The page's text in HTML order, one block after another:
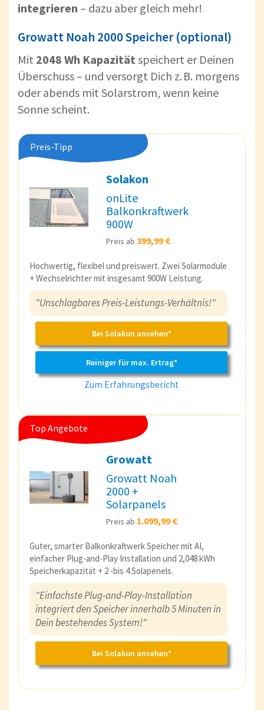
integrieren – dazu aber gleich mehr!
Growatt Noah 2000 Speicher (optional)
Mit 2048 Wh Kapazität speichert er Deinen
Überschuss – und versorgt Dich z. B. morgens
oder abends mit Solarstrom, wenn keine
Sonne scheint.
Preis-Tipp
Solakon
onLite
Balkonkraftwerk
900W
Preis ab 399,99 €
Hochwertig, flexibel und preiswert. Zwei Solarmodule
+ Wechselrichter mit insgesamt 900W Leistung.
"Unschlagbares Preis-Leistungs-Verhältnis!"
Bei Solakon ansehen*
Reiniger für max. Ertrag*
Zum Erfahrungsbericht
Top Angebote
Growatt
Growatt Noah
2000 +
Solarpanels
Preis ab 1.099,99 €
Guter, smarter Balkonkraftwerk Speicher mit AI,
einfacher Plug-and-Play Installation und 2,048 kWh
Speicherkapazität + 2 -bis 4 Solapenels.
"Einfachste Plug-and-Play-Installation
integriert den Speicher innerhalb 5 Minuten in
Dein bestehendes System!"
Bei Solakon ansehen*